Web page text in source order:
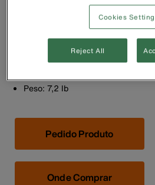
Mordente redondo.
Carga máxima de segurança de
Cabo máximo de 0,800'' e cabo
A Klein Tools oferece garantia
Peso: 7,2 lb
Pedido Produto
Onde Comprar
Cookies
Reject All